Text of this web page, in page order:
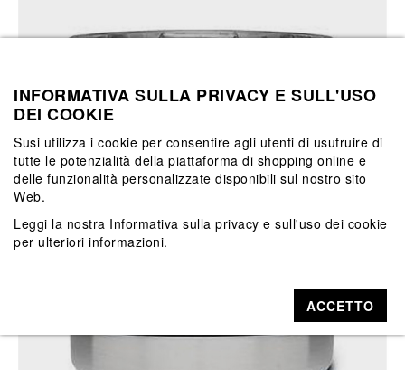
INFORMATIVA SULLA PRIVACY E SULL'USO
DEI COOKIE
Susi utilizza i cookie per consentire agli utenti di usufruire di
tutte le potenzialità della piattaforma di shopping online e
delle funzionalità personalizzate disponibili sul nostro sito
Web.
Leggi la nostra Informativa sulla privacy e sull'uso dei cookie
per ulteriori informazioni.
ACCETTO